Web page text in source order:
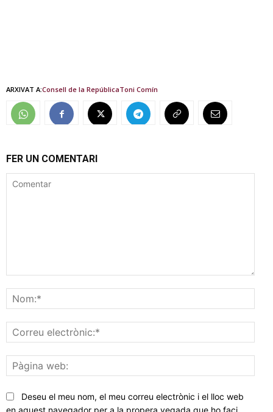
ARXIVAT A:Consell de la RepúblicaToni Comín
FER UN COMENTARI
web:
Deseu el meu nom, el meu correu electrònic i el lloc web